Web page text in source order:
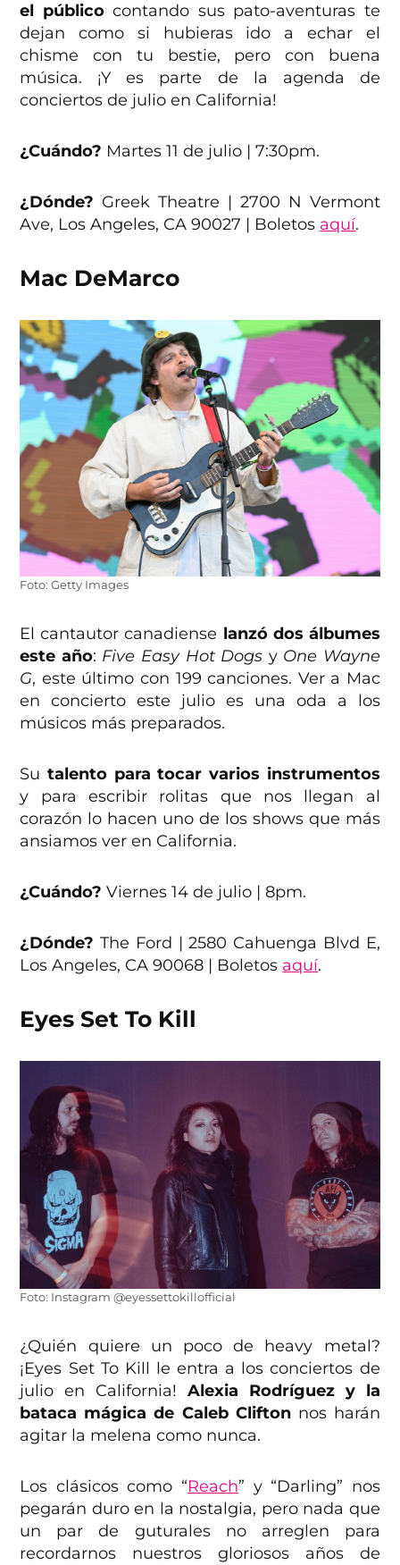
el públicocontando sus pato-aventuras te
dejan como si hubieras ido a echar el
chisme con tu bestie, pero con buena
música. ¡Y es parte de la agenda de
conciertos de julio en California!
¿Cuándo? Martes 11 de julio | 7:30pm.
¿Dónde? Greek Theatre | 2700 N Vermont
Ave, Los Angeles, CA 90027 | Boletos aquí.
Mac DeMarco
Foto: Getty Images
El cantautor canadiense lanzó dos álbumes
este año: Five Easy Hot Dogs y One Wayne
G, este último con 199 canciones. Ver a Mac
en concierto este julio es una oda a los
músicos más preparados.
Sutalento para tocar varios instrumentos
y para escribir rolitas que nos llegan al
corazón lo hacen uno de los shows que más
ansiamos ver en California.
¿Cuándo? Viernes 14 de julio | 8pm.
¿Dónde? The Ford | 2580 Cahuenga Blvd E,
Los Angeles, CA 90068 | Boletos aquí.
Eyes Set To Kill
Foto: Instagram @eyessettokillofficial
¿Quién quiere un poco de heavy metal?
¡Eyes Set To Kill le entra a los conciertos de
julio en California! Alexia Rodríguez y la
bataca mágica de Caleb Cliftonnos harán
agitar la melena como nunca.
Los clásicos como “Reach” y “Darling” nos
pegarán duro en la nostalgia, pero nada que
un par de guturales no arreglen para
recordarnos nuestros gloriosos años de